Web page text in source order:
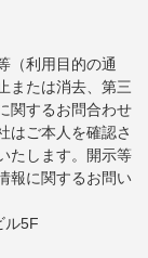
（利用目的の通
または消去、第三
関するお問合わせ
はご本人を確認さ
たします。開示等
報に関するお問い
ル5F